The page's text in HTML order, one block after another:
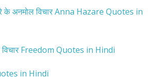
के अनमोल विचार Anna Hazare Quotes in
विचार Freedom Quotes in Hindi
in Hindi